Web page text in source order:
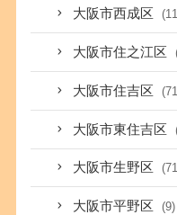
大阪市西成区
大阪市住之江区
大阪市住吉区
大阪市東住吉区
大阪市生野区
大阪市平野区 (9)